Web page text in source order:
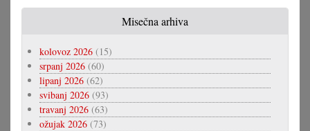
Misečna arhiva
kolovoz 2026 (15)
srpanj 2026 (60)
lipanj 2026 (62)
svibanj 2026 (93)
travanj 2026 (63)
ožujak 2026 (73)